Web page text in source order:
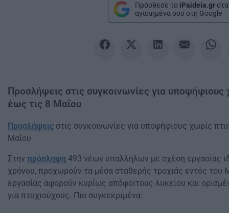
Πρόσθεσε το iPaideia.gr στα
αγαπημένα σου στη Google
Προσλήψεις στις συγκοινωνίες για υποψήφιους
έως τις 8 Μαΐου
Προσλήψεις στις συγκοινωνίες για υποψήφιους χωρίς
Μαΐου
Στην πρόσληψη 493 νέων υπαλλήλων με σχέση εργασίας
χρόνου, προχωρούν τα μέσα σταθερής τροχιάς εντός του
εργασίας αφορούν κυρίως απόφοιτους λυκείου και
για πτυχιούχους. Πιο συγκεκριμένα: